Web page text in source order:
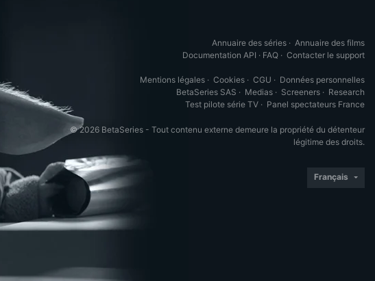
Annuaire des séries · Annuaire des films
Documentation API · FAQ · Contacter le support
Mentions légales · Cookies · CGU · Données personnelles
BetaSeries SAS · Medias · Screeners · Research
Test pilote série TV · Panel spectateurs France
© 2026 BetaSeries - Tout contenu externe demeure la propriété du détenteur
légitime des droits.
Français